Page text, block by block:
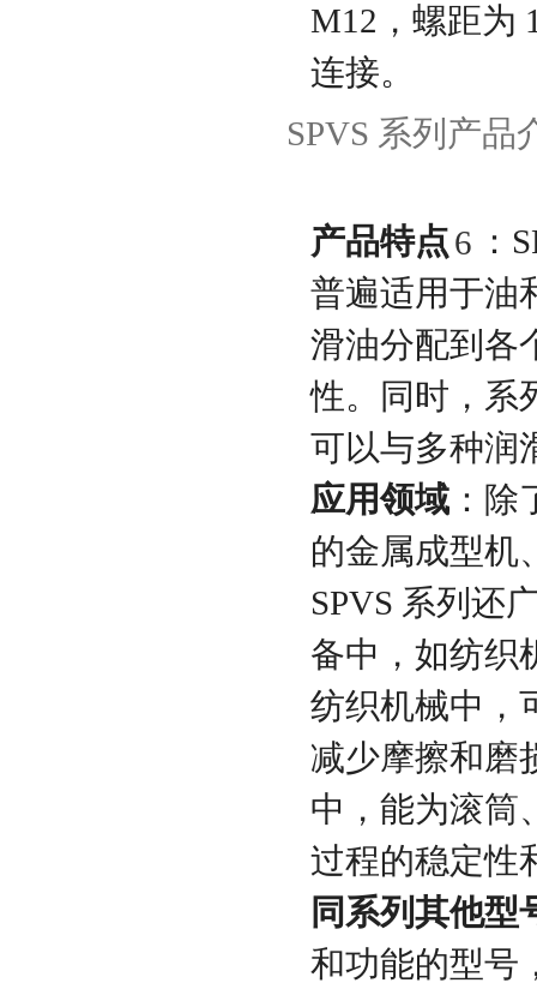
M12，螺距为
连接。
SPVS 系列产品
产品特点6 ：
普遍适用于油
滑油分配到各
性。同时，系
可以与多种润
应用领域 ：
的金属成型机
SPVS 系列还
备中，如纺织
纺织机械中，
减少摩擦和磨
中，能为滚筒
过程的稳定性
同系列其他型
和功能的型号